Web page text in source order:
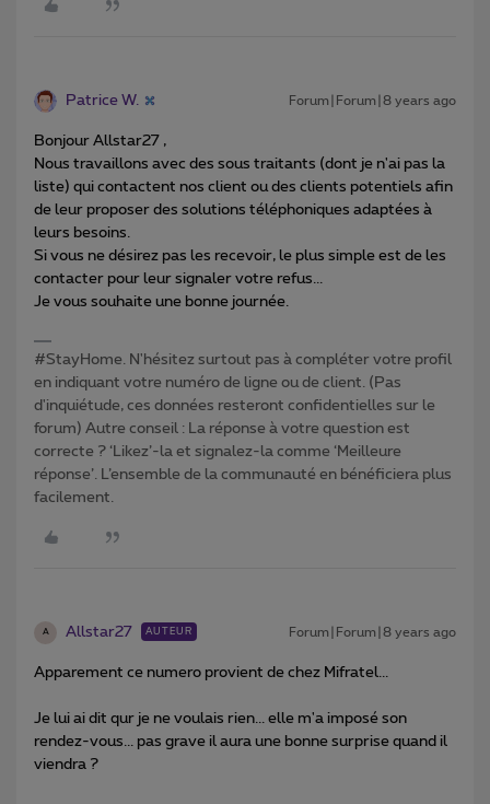
Patrice W. Forum|Forum|8 years ago
Bonjour Allstar27 ,
Nous travaillons avec des sous traitants (dont je n'ai pas la
liste) qui contactent nos client ou des clients potentiels afin
de leur proposer des solutions téléphoniques adaptées à
leurs besoins.
Si vous ne désirez pas les recevoir, le plus simple est de les
contacter pour leur signaler votre refus...
Je vous souhaite une bonne journée.
#StayHome. N'hésitez surtout pas à compléter votre profil
en indiquant votre numéro de ligne ou de client. (Pas
d'inquiétude, ces données resteront confidentielles sur le
forum) Autre conseil : La réponse à votre question est
correcte ? ‘Likez’-la et signalez-la comme ‘Meilleure
réponse’. L’ensemble de la communauté en bénéficiera plus
facilement.
A Allstar27 AUTEUR Forum|Forum|8 years ago
Apparement ce numero provient de chez Mifratel...
Je lui ai dit qur je ne voulais rien... elle m'a imposé son
rendez-vous... pas grave il aura une bonne surprise quand il
viendra ?